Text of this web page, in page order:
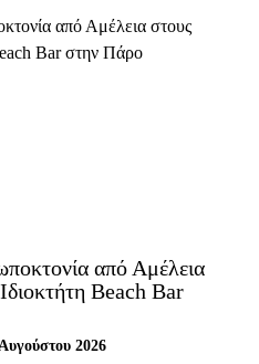
από Αμέλεια
Beach Bar
2026